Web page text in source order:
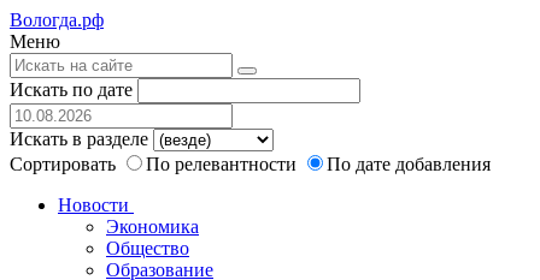
Вологда.рф
Меню
Искать по дате
Искать в разделе
Сортировать
По релевантности
По дате добавления
Новости
Экономика
Общество
Образование